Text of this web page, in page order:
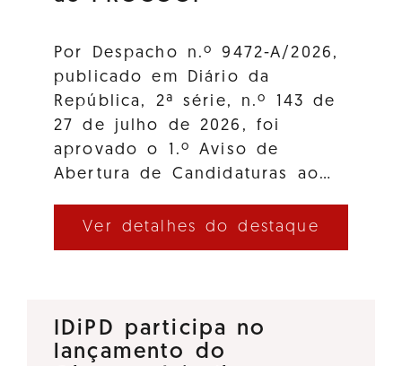
Por Despacho n.º 9472-A/2026,
publicado em Diário da
República, 2ª série, n.º 143 de
27 de julho de 2026, foi
aprovado o 1.º Aviso de
Abertura de Candidaturas ao…
Ver detalhes do destaque
IDiPD participa no
lançamento do